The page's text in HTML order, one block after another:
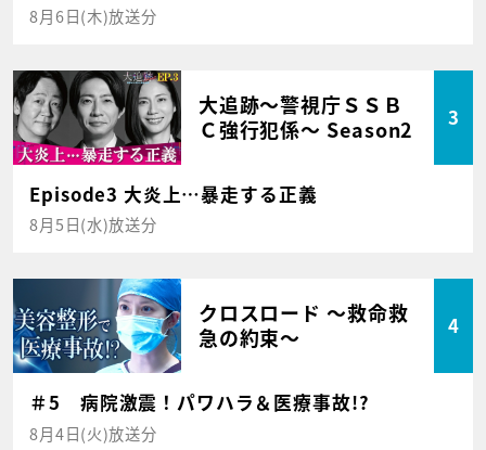
8月6日(木)放送分
大追跡～警視庁ＳＳＢ
Ｃ強行犯係～ Season2
3
Episode3 大炎上…暴走する正義
8月5日(水)放送分
クロスロード ～救命救
急の約束～
4
＃5 病院激震！パワハラ＆医療事故!?
8月4日(火)放送分